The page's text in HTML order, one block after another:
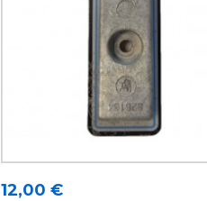
Prix
12,00 €